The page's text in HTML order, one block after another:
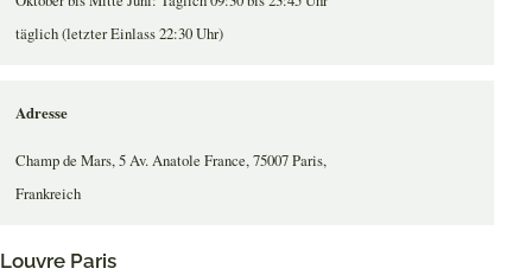
täglich (letzter Einlass 22:30 Uhr)
Adresse
Champ de Mars, 5 Av. Anatole France, 75007 Paris,
Frankreich
Louvre Paris